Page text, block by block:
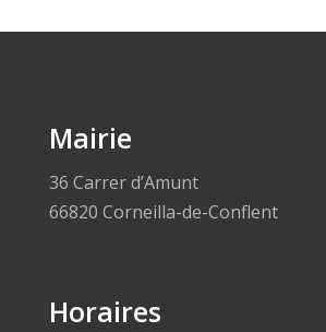
Mairie
36 Carrer d’Amunt
66820 Corneilla-de-Conflent
Horaires